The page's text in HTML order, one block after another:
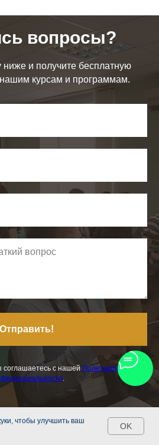
вопросы?
и получите бесплатную
курсам и программам.
Отправить!
соглашаетесь с нашей Политикой
чтобы улучшить ваш
OK